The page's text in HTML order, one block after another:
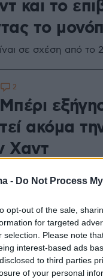
- Do Not Process
opt-out of the sale,
for targeted
selection. Please note
interest-based ads
to third parties
of your personal
και το
το
σε σχέση από το
ακόμα
Χαντ
2
της
της:
που έκανε